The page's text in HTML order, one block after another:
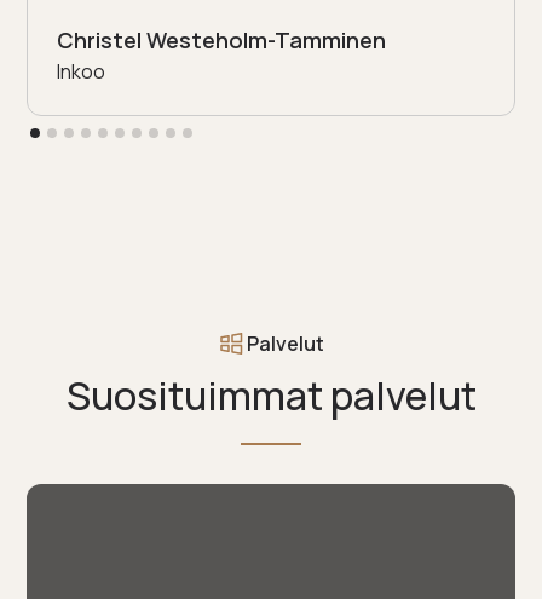
Christel Westeholm-Tamminen
Inkoo
Palvelut
Suosituimmat palvelut